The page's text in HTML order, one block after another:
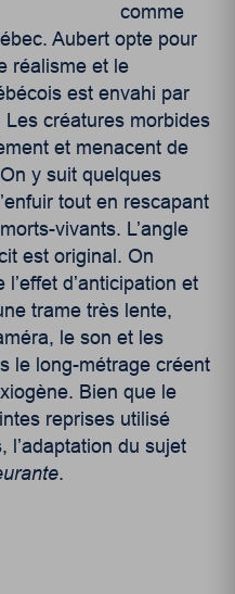
comme
Aubert opte pour
réalisme et le
est envahi par
créatures morbides
et menacent de
y suit quelques
tout en rescapant
vivants. L’angle
est original. On
d’anticipation et
trame très lente,
le son et les
le long-métrage créent
Bien que le
reprises utilisé
l’adaptation du sujet
.